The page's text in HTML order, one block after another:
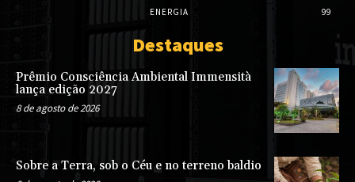
ENERGIA
99
Destaques
Prêmio Consciência Ambiental Immensità
lança edição 2027
8 de agosto de 2026
Sobre a Terra, sob o Céu e no terreno baldio